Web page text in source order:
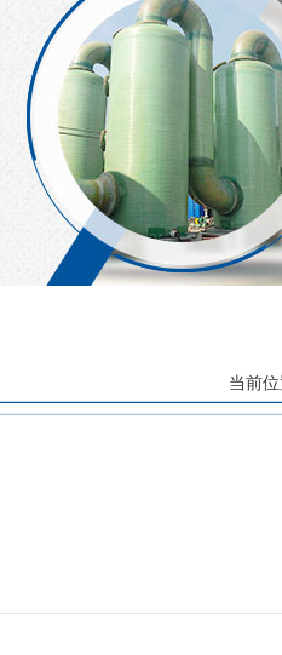
当前位